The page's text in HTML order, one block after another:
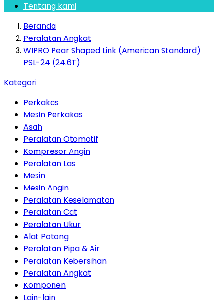
Tentang kami
Beranda
Peralatan Angkat
WIPRO Pear Shaped Link (American Standard)
PSL-24 (24.6T)
Kategori
Perkakas
Mesin Perkakas
Asah
Peralatan Otomotif
Kompresor Angin
Peralatan Las
Mesin
Mesin Angin
Peralatan Keselamatan
Peralatan Cat
Peralatan Ukur
Alat Potong
Peralatan Pipa & Air
Peralatan Kebersihan
Peralatan Angkat
Komponen
Lain-lain